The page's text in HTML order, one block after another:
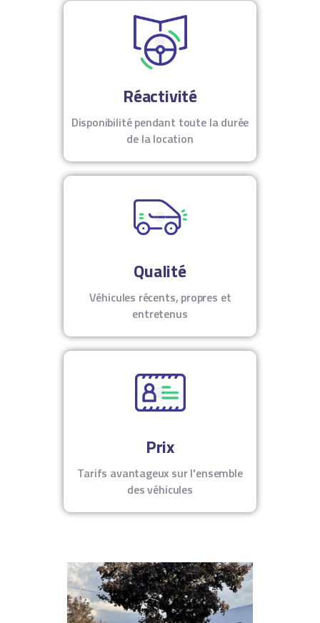
Réactivité
Disponibilité pendant toute la durée
de la location
Qualité
Véhicules récents, propres et
entretenus
Prix
Tarifs avantageux sur l'ensemble
des véhicules